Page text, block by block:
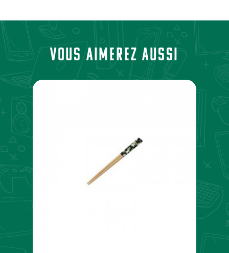
Vous aimerez aussi